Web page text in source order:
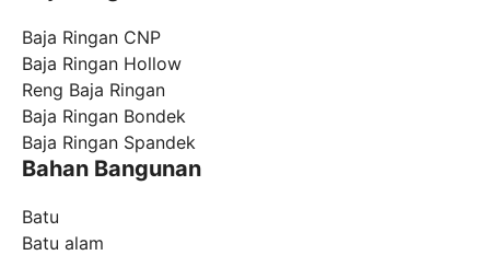
Baja Ringan CNP
Baja Ringan Hollow
Reng Baja Ringan
Baja Ringan Bondek
Baja Ringan Spandek
Bahan Bangunan
Batu
Batu alam